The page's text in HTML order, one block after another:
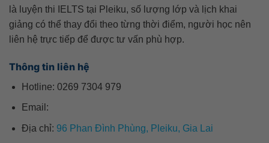
là luyện thi IELTS tại Pleiku, số lượng lớp và lịch khai
giảng có thể thay đổi theo từng thời điểm, người học nên
liên hệ trực tiếp để được tư vấn phù hợp.
Thông tin liên hệ
Hotline: 0269 7304 979
Email:
Địa chỉ: 96 Phan Đình Phùng, Pleiku, Gia Lai